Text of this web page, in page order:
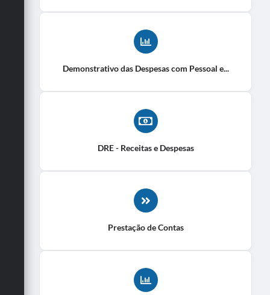
Demonstrativo das Despesas com Pessoal e...
DRE - Receitas e Despesas
Prestação de Contas